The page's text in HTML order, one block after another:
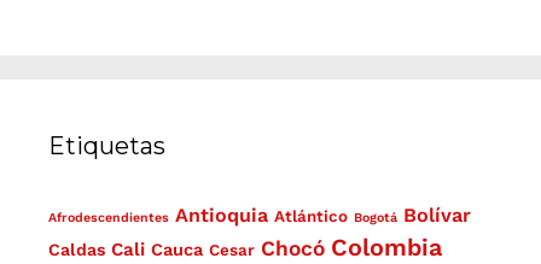
Etiquetas
Afrodescendientes Antioquia Atlántico Bogotá Bolívar
Caldas Cali Cauca Cesar Chocó Colombia